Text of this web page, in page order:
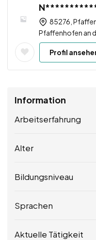
85276,
Pfaffenhofen an
Profil
Information
Arbeitserfahrung
Alter
Bildungsniveau
Sprachen
Aktuelle Tätigkeit